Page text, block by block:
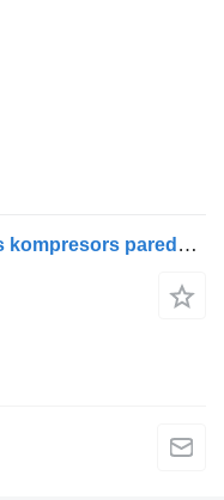
GHH RAND SV120 pneimatiskais kompresors paredzēts Scania vilcēja